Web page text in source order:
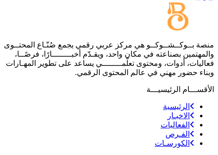
منصة بــوكــشــوكــو هي مركز عربي رقمي يجمع صُنّـاع المحتــوى
والمهتمين بصناعته في مكان واحد، ويقـدّم أخبــــــــارًا، فرصًــا،
فعاليات، أدوات، ومحتوى تعلّمــــــــي يساعد على تطوير المهـارات
وبناء حضور مهني في عالم المحتوى الرقمي.
الأقســـام الرئيسيـــة
الرئيسية
الاخبـار
الفعاليات
الفـرص
الكورسـات